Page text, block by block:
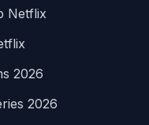
Netflix
2026
2026